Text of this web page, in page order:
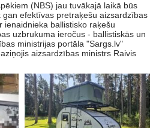
(NBS) jau tuvākajā laikā būs
efektīvas pretraķešu aizsardzības
ballistisko raķešu
uzbrukuma ieročus - ballistiskās un
ministrijas portāla "Sargs.lv"
aizsardzības ministrs Raivis